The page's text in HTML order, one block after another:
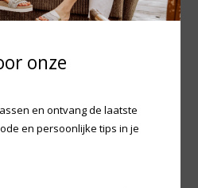
onze
en ontvang de laatste
en persoonlijke tips in je